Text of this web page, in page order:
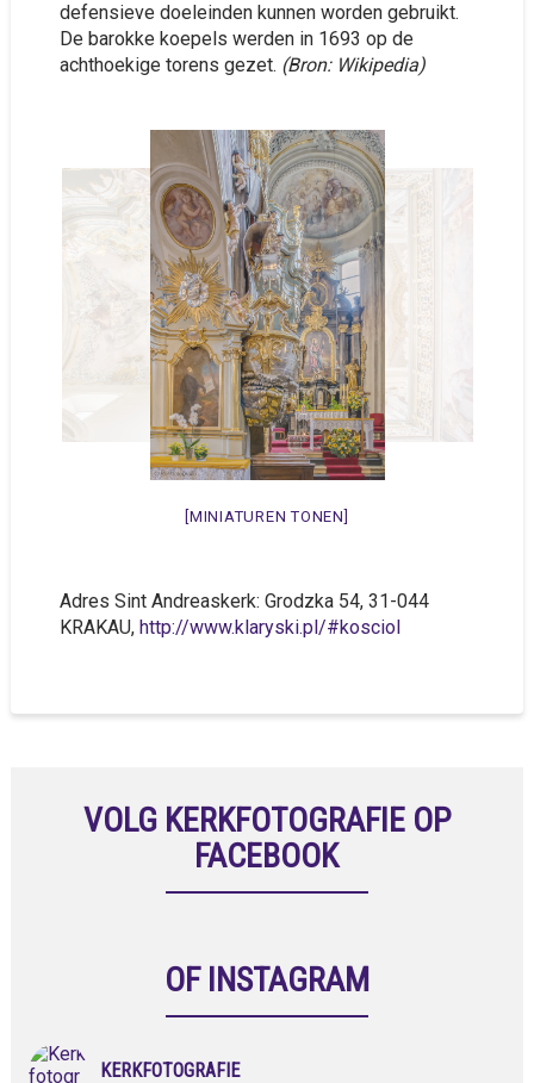
defensieve doeleinden kunnen worden gebruikt.
De barokke koepels werden in 1693 op de
achthoekige torens gezet. (Bron: Wikipedia)
[MINIATUREN TONEN]
Adres Sint Andreaskerk: Grodzka 54, 31-044
KRAKAU,http://www.klaryski.pl/#kosciol
VOLG KERKFOTOGRAFIE OP
FACEBOOK
OF INSTAGRAM
KERKFOTOGRAFIE